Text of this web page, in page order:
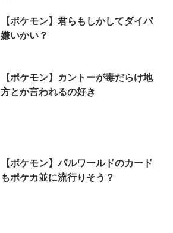
【ポケモン】君らもしかしてダイパ
嫌いかい？
【ポケモン】カントーが毒だらけ地
方とか言われるの好き
【ポケモン】パルワールドのカード
もポケカ並に流行りそう？